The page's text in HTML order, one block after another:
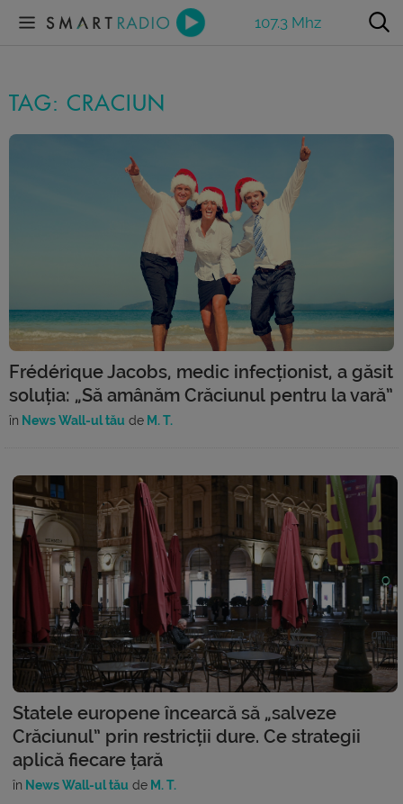
107.3 Mhz
TAG: CRACIUN
Frédérique Jacobs, medic infecționist, a găsit
soluția: „Să amânăm Crăciunul pentru la vară”
în News Wall-ul tău de M. T.
Statele europene încearcă să „salveze
Crăciunul” prin restricții dure. Ce strategii
aplică fiecare țară
în News Wall-ul tău de M. T.